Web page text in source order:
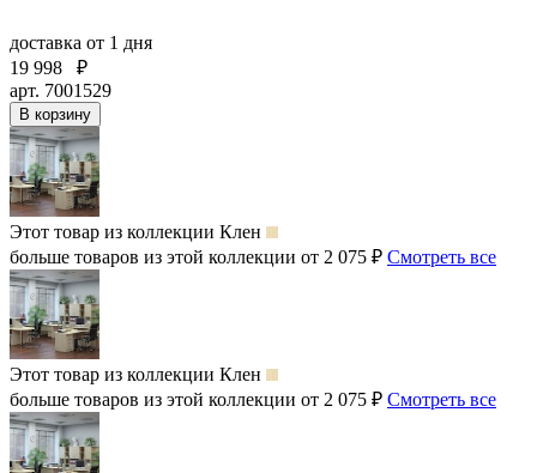
доставка от 1 дня
19 998
₽
арт. 7001529
В корзину
Этот товар из коллекции Клен
больше товаров из этой коллекции от 2 075 ₽ Смотреть все
Этот товар из коллекции Клен
больше товаров из этой коллекции от 2 075 ₽ Смотреть все